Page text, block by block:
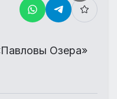
Озера»